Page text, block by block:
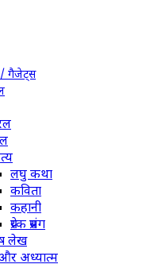
/ गैजेट्स
लघु कथा
कविता
कहानी
प्रेरक प्रसंग
लेख
अध्यात्म